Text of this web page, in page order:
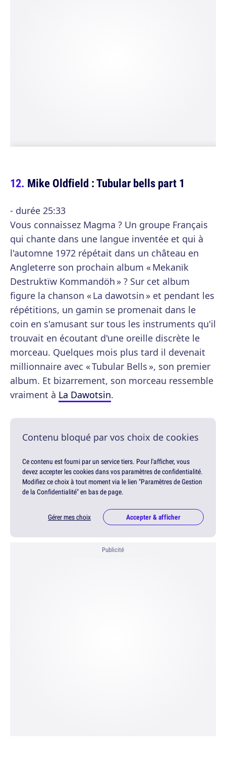
Mike Oldfield : Tubular bells part 1
- durée 25:33
Vous connaissez Magma ? Un groupe Français
qui chante dans une langue inventée et qui à
l'automne 1972 répétait dans un château en
Angleterre son prochain album « Mekanïk
Destruktïw Kommandöh » ? Sur cet album
figure la chanson « La dawotsin » et pendant les
répétitions, un gamin se promenait dans le
coin en s'amusant sur tous les instruments qu'il
trouvait en écoutant d'une oreille discrète le
morceau. Quelques mois plus tard il devenait
millionnaire avec « Tubular Bells », son premier
album. Et bizarrement, son morceau ressemble
vraiment à La Dawotsin.
Contenu bloqué par vos choix de cookies
Ce contenu est fourni par un service tiers. Pour l'afficher, vous
devez accepter les cookies dans vos paramètres de confidentialité.
Modifiez ce choix à tout moment via le lien "Paramètres de Gestion
de la Confidentialité" en bas de page.
Gérer mes choix Accepter & afficher
Publicité